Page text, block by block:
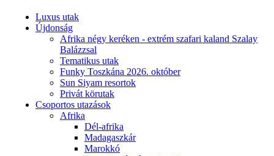
Luxus utak
Újdonság
Afrika négy keréken - extrém szafari kaland Szalay
Balázzsal
Tematikus utak
Funky Toszkána 2026. október
Sun Siyam resortok
Privát körutak
Csoportos utazások
Afrika
Dél-afrika
Madagaszkár
Marokkó